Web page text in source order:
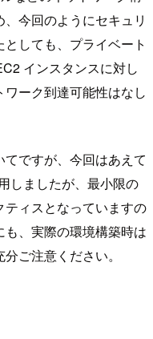
今回のようにセキュリ
しても、プライベート
インスタンスに対し
ーク到達可能性はなし
ですが、今回はあえて
しましたが、最小限の
ィスとなっていますの
、実際の環境構築時は
ご注意ください。